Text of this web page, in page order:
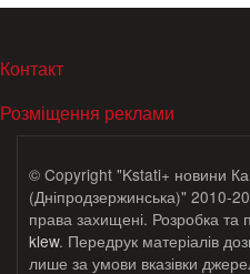
МЕНЮ В ПОДВАЛЕ
Контакт
Розміщення реклами
© Copyright "Kstati+ новини
(Дніпродзержинська)" 2010-
права захищені. Розробка та
klew. Передрук матеріалів
лише за умови вказівки